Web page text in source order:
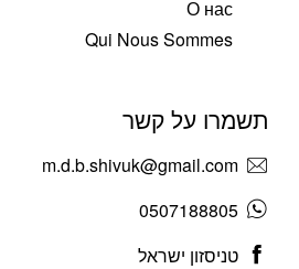
О нас
Qui Nous Sommes
תשמרו על קשר
m.d.b.shivuk@gmail.com
0507188805
טניסזון ישראל